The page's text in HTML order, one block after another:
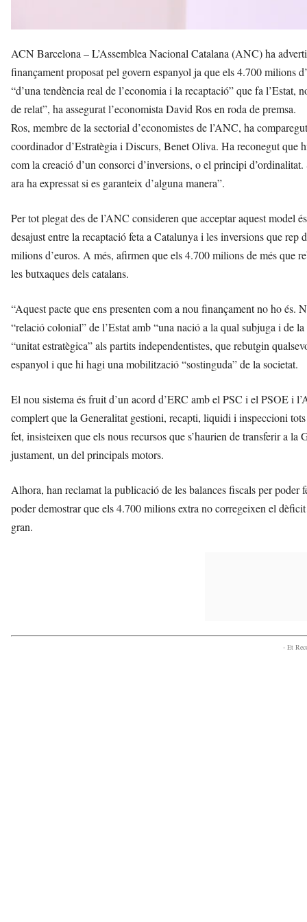
ACN Barcelona – L’Assemblea Nacional Catalana (ANC) ha
finançament proposat pel govern espanyol ja que els 4.700 milions
“d’una tendència real de l’economia i la recaptació” que fa
de relat”, ha assegurat l’economista David Ros en roda de premsa.
Ros, membre de la sectorial d’economistes de l’ANC, ha
coordinador d’Estratègia i Discurs, Benet Oliva. Ha reconegut que
com la creació d’un consorci d’inversions, o el principi
ara ha expressat si es garanteix d’alguna manera”.
Per tot plegat des de l’ANC consideren que acceptar aquest model
desajust entre la recaptació feta a Catalunya i les inversions que
milions d’euros. A més, afirmen que els 4.700 milions de més que
les butxaques dels catalans.
“Aquest pacte que ens presenten com a nou finançament no ho
“relació colonial” de l’Estat amb “una nació a la qual subjuga i de
“unitat estratègica” als partits independentistes, que rebutgin
espanyol i que hi hagi una mobilització “sostinguda” de la societat.
El nou sistema és fruit d’un acord d’ERC amb el PSC i el PSOE i
complert que la Generalitat gestioni, recapti, liquidi i inspeccioni
fet, insisteixen que els nous recursos que s’haurien de transferir a
justament, un del principals motors.
Alhora, han reclamat la publicació de les balances fiscals per
poder demostrar que els 4.700 milions extra no corregeixen el
gran.
- Et